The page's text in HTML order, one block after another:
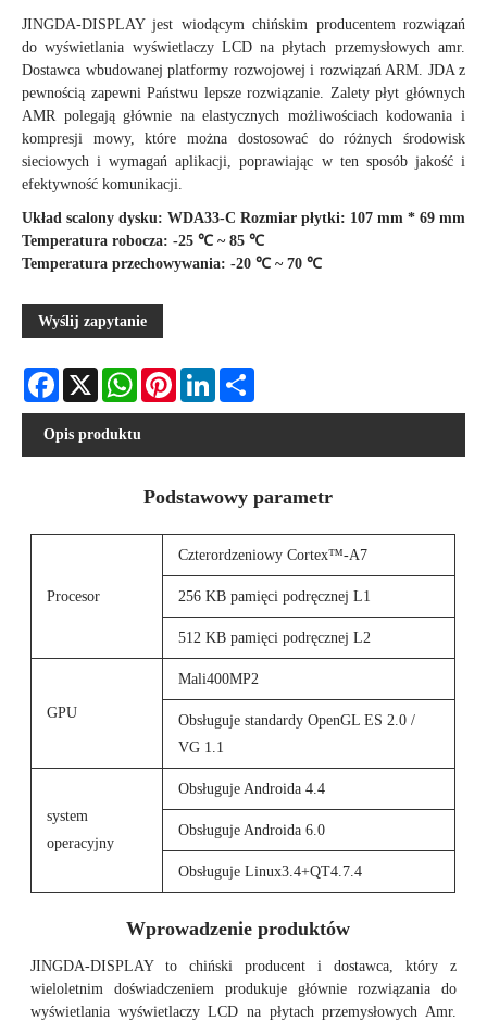
JINGDA-DISPLAY jest wiodącym chińskim producentem rozwiązań
do wyświetlania wyświetlaczy LCD na płytach przemysłowych amr.
Dostawca wbudowanej platformy rozwojowej i rozwiązań ARM. JDA z
pewnością zapewni Państwu lepsze rozwiązanie. Zalety płyt głównych
AMR polegają głównie na elastycznych możliwościach kodowania i
kompresji mowy, które można dostosować do różnych środowisk
sieciowych i wymagań aplikacji, poprawiając w ten sposób jakość i
efektywność komunikacji.
Układ scalony dysku: WDA33-C Rozmiar płytki: 107 mm * 69 mm
Temperatura robocza: -25 ℃ ~ 85 ℃
Temperatura przechowywania: -20 ℃ ~ 70 ℃
Wyślij zapytanie
Facebook
X WhatsAppPinterestLinkedIn
Opis produktu
Podstawowy parametr
Procesor
Czterordzeniowy Cortex™-A7
256 KB pamięci podręcznej L1
512 KB pamięci podręcznej L2
GPU
Mali400MP2
Obsługuje standardy OpenGL ES 2.0 /
VG 1.1
system
operacyjny
Obsługuje Androida 4.4
Obsługuje Androida 6.0
Obsługuje Linux3.4+QT4.7.4
Wprowadzenie produktów
JINGDA-DISPLAY to chiński producent i dostawca, który z
wieloletnim doświadczeniem produkuje głównie rozwiązania do
wyświetlania wyświetlaczy LCD na płytach przemysłowych Amr.